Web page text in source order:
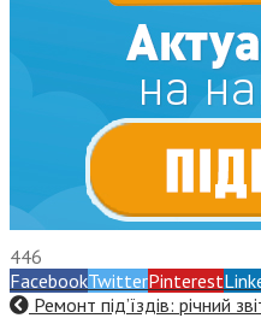
446
FacebookTwitterPinterest
Ремонт під’їздів: річний